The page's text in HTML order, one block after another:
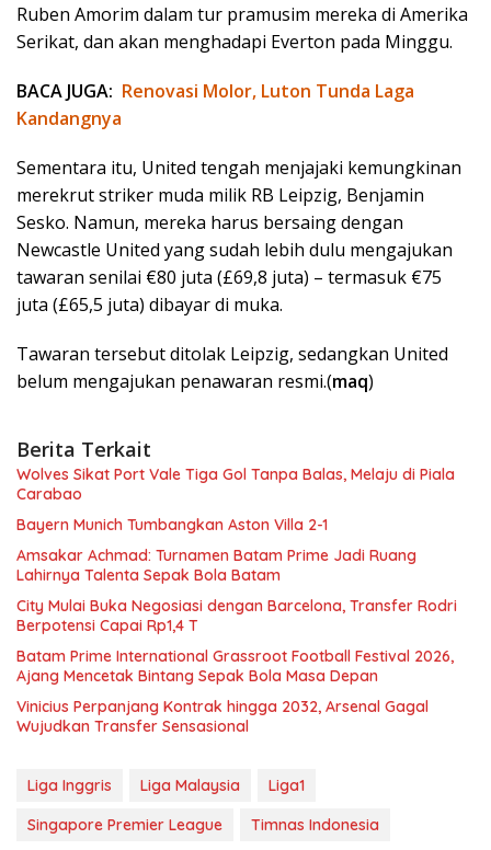
Ruben Amorim dalam tur pramusim mereka di Amerika
Serikat, dan akan menghadapi Everton pada Minggu.
BACA JUGA: Renovasi Molor, Luton Tunda Laga
Kandangnya
Sementara itu, United tengah menjajaki kemungkinan
merekrut striker muda milik RB Leipzig, Benjamin
Sesko. Namun, mereka harus bersaing dengan
Newcastle United yang sudah lebih dulu mengajukan
tawaran senilai €80 juta (£69,8 juta) – termasuk €75
juta (£65,5 juta) dibayar di muka.
Tawaran tersebut ditolak Leipzig, sedangkan United
belum mengajukan penawaran resmi.(maq)
Berita Terkait
Wolves Sikat Port Vale Tiga Gol Tanpa Balas, Melaju di Piala
Carabao
Bayern Munich Tumbangkan Aston Villa 2-1
Amsakar Achmad: Turnamen Batam Prime Jadi Ruang
Lahirnya Talenta Sepak Bola Batam
City Mulai Buka Negosiasi dengan Barcelona, Transfer Rodri
Berpotensi Capai Rp1,4 T
Batam Prime International Grassroot Football Festival 2026,
Ajang Mencetak Bintang Sepak Bola Masa Depan
Vinicius Perpanjang Kontrak hingga 2032, Arsenal Gagal
Wujudkan Transfer Sensasional
Liga Inggris Liga Malaysia
Liga1
Singapore Premier League
Timnas Indonesia